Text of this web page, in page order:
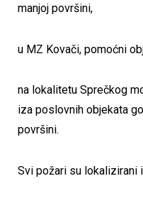
manjoj površini,
u MZ Kovači, pomoćni
na lokalitetu Sprečkog
iza poslovnih objekata
površini.
Svi požari su lokalizirani